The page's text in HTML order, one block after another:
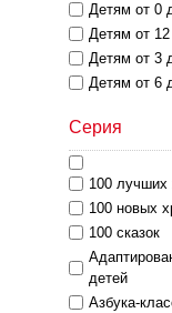
Детям от 0
Детям от
Детям от 3
Детям от 6
Серия
100 лучших
100 новых
100 сказок
детей
Азбука-